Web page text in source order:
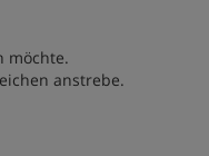
möchte.
anstrebe.